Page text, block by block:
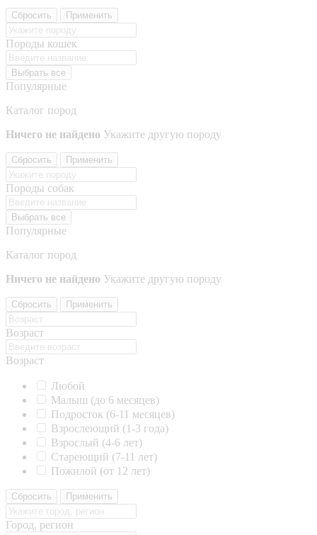
Сбросить Применить
Породы кошек
Выбрать все
Популярные
Каталог пород
Ничего не найдено Укажите другую породу
Сбросить Применить
Породы собак
Выбрать все
Популярные
Каталог пород
Ничего не найдено Укажите другую породу
Сбросить Применить
Возраст
Возраст
Любой
Малыш (до 6 месяцев)
Подросток (6-11 месяцев)
Взрослеющий (1-3 года)
Взрослый (4-6 лет)
Стареющий (7-11 лет)
Пожилой (от 12 лет)
Сбросить Применить
Город, регион